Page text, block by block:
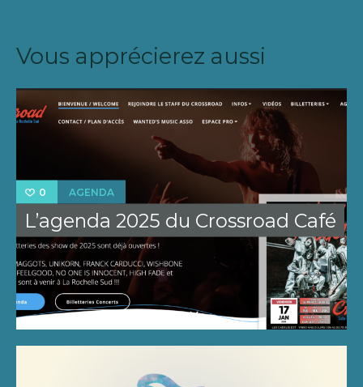
Vous apprécierez aussi
0 AGENDA
L’agenda 2025 du Crossroad Café